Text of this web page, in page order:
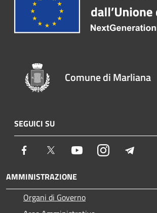
Comune di Marliana
SEGUICI SU
Facebook Twitter YoutubeInstagram
AMMINISTRAZIONE
Organi di Governo